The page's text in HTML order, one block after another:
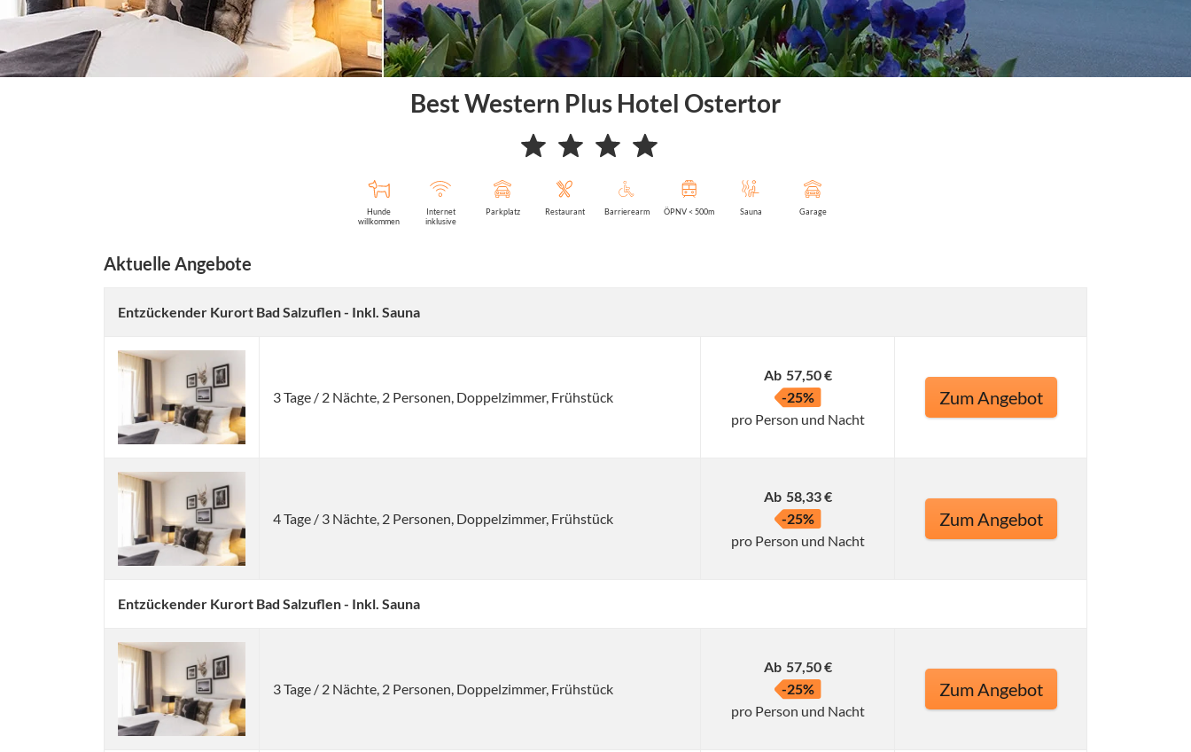
Best Western Plus Hotel Ostertor
Hunde
willkommen
Internet
inklusive
Parkplatz Restaurant Barrierearm ÖPNV < 500m Sauna Garage
Aktuelle Angebote
Entzückender Kurort Bad Salzuflen - Inkl. Sauna
3 Tage / 2 Nächte, 2 Personen, Doppelzimmer, Frühstück
Ab 57,50 €
-25%
pro Person und Nacht
Zum Angebot
4 Tage / 3 Nächte, 2 Personen, Doppelzimmer, Frühstück
Ab 58,33 €
-25%
pro Person und Nacht
Zum Angebot
Entzückender Kurort Bad Salzuflen - Inkl. Sauna
3 Tage / 2 Nächte, 2 Personen, Doppelzimmer, Frühstück
Ab 57,50 €
-25%
pro Person und Nacht
Zum Angebot